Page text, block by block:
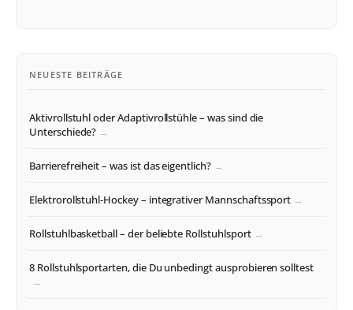
NEUESTE BEITRÄGE
Aktivrollstuhl oder Adaptivrollstühle – was sind die
Unterschiede?
Barrierefreiheit – was ist das eigentlich?
Elektrorollstuhl-Hockey – integrativer Mannschaftssport
Rollstuhlbasketball – der beliebte Rollstuhlsport
8 Rollstuhlsportarten, die Du unbedingt ausprobieren solltest